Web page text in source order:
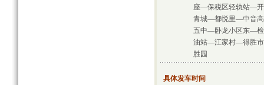
座—保税区轻轨站—
青城—都悦里—中音
五中—卧龙小区东—
油站—江家村—得胜
胜园
具体发车时间